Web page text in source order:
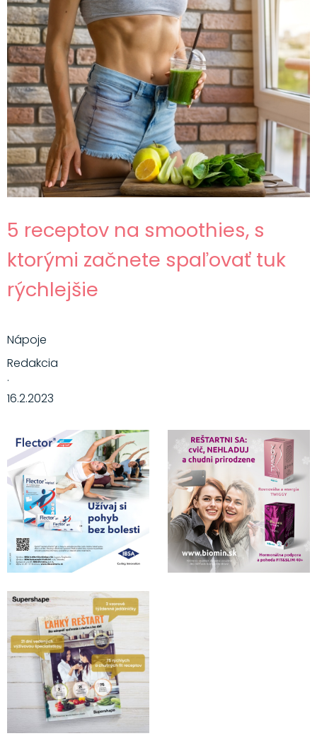
5 receptov na smoothies, s
ktorými začnete spaľovať tuk
rýchlejšie
Nápoje
Redakcia
·
16.2.2023